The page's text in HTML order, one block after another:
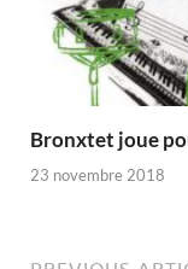
Bronxtet joue
23 novembre 2018